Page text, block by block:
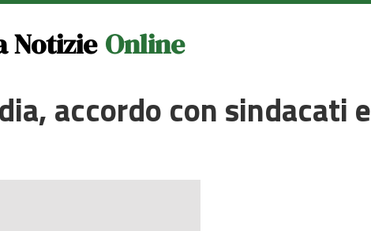
Notizie Online
accordo con sindacati e